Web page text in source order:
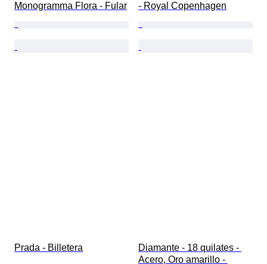
Monogramma Flora - Fular
- Royal Copenhagen
Prada - Billetera
Diamante - 18 quilates -
Acero, Oro amarillo -